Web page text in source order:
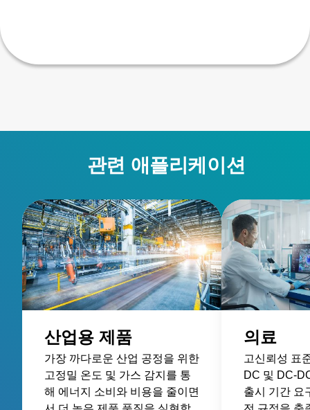
관련 애플리케이션
산업용 제품
가장 까다로운 산업 공정을 위한
고정밀 온도 및 가스 감지를 통
해 에너지 소비와 비용을 줄이면
의료
고신뢰성 표
DC 및 DC-
출시 기간 요